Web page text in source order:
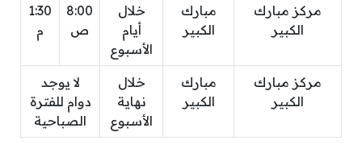
مركز مبارك
الكبير
مبارك
الكبير
خلال
أيام
الأسبوع
8:00
ص
1:30
م
مركز مبارك
الكبير
مبارك
الكبير
خلال
نهاية
الأسبوع
لا يوجد
دوام للفترة
الصباحية